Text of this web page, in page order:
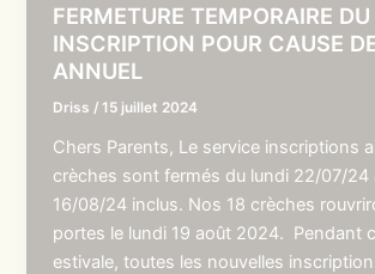
FERMETURE TEMPORAIRE
INSCRIPTION POUR CAUSE
ANNUEL
Driss /15 juillet 2024
Chers Parents, Le service inscriptions
crèches sont fermés du lundi 22/07/24
16/08/24 inclus. Nos 18 crèches
portes le lundi 19 août 2024. Pendant
estivale, toutes les nouvelles